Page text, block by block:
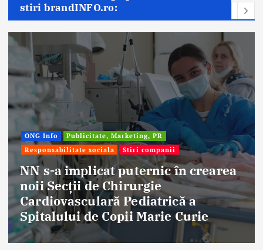
stiri brandINFO.ro:
ONG Info
Publicitate, Marketing, PR
Responsabilitate sociala
Stiri companii
NN s-a implicat puternic în crearea
noii Secții de Chirurgie
Cardiovasculară Pediatrică a
Spitalului de Copii Marie Curie